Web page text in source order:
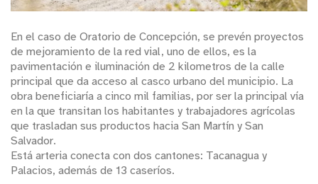
En el caso de Oratorio de Concepción, se prevén proyectos
de mejoramiento de la red vial, uno de ellos, es la
pavimentación e iluminación de 2 kilometros de la calle
principal que da acceso al casco urbano del municipio. La
obra beneficiaría a cinco mil familias, por ser la principal vía
en la que transitan los habitantes y trabajadores agrícolas
que trasladan sus productos hacia San Martín y San
Salvador.
Está arteria conecta con dos cantones: Tacanagua y
Palacios, además de 13 caseríos.